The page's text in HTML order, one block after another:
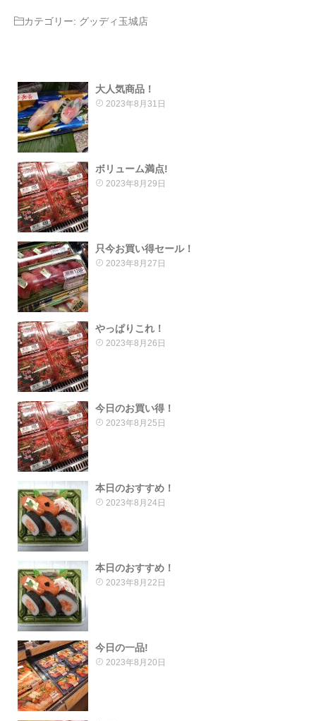
カテゴリー: グッディ玉城店
大人気商品！
2023年8月31日
ボリューム満点!
2023年8月29日
只今お買い得セール！
2023年8月27日
やっぱりこれ！
2023年8月26日
今日のお買い得！
2023年8月25日
本日のおすすめ！
2023年8月24日
本日のおすすめ！
2023年8月22日
今日の一品!
2023年8月20日